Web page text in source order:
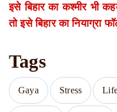
इसे बिहार का कश्मीर भी
तो इसे बिहार का
Tags
Gaya Stress